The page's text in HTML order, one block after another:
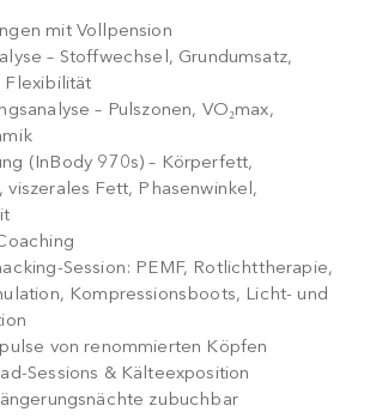
mit Vollpension
– Stoffwechsel, Grundumsatz,
Flexibilität
– Pulszonen, VO₂max,
(InBody 970s) – Körperfett,
viszerales Fett, Phasenwinkel,
Session: PEMF, Rotlichttherapie,
Kompressionsboots, Licht- und
von renommierten Köpfen
Sessions & Kälteexposition
zubuchbar